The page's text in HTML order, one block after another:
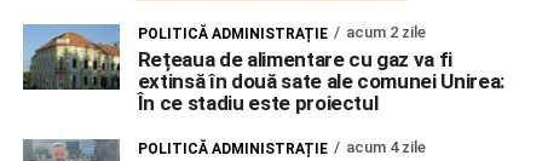
POLITICĂ ADMINISTRAȚIE acum 2 zile
Rețeaua de alimentare cu gaz va fi
extinsă în două sate ale comunei Unirea:
În ce stadiu este proiectul
POLITICĂ ADMINISTRAȚIE acum 4 zile